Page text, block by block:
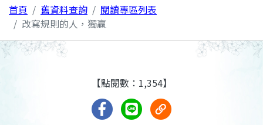
首頁 舊資料查詢
閱讀專區列表
改寫規則的人，獨贏
【點閱數：1,354】